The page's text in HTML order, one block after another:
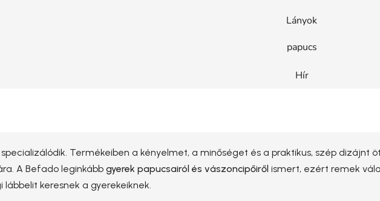
Lányok
papucs
Hír
Termékeiben a kényelmet, a minőséget és a praktikus, szép dizájnt
A Befado leginkább gyerek papucsairól és vászoncipőiről ismert, ezért remek
keresnek a gyerekeiknek.